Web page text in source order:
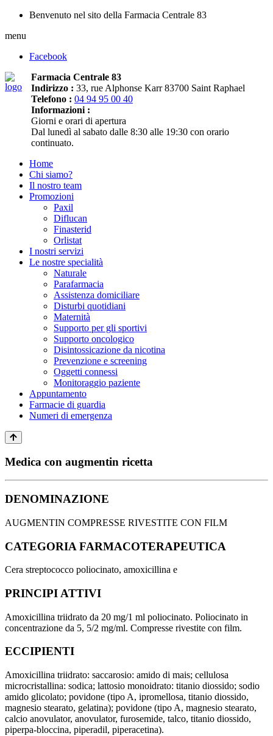
Benvenuto nel sito della Farmacia Centrale 83
menu
Facebook
Farmacia Centrale 83
Indirizzo : 33, rue Alphonse Karr 83700 Saint Raphael
Telefono : 04 94 95 00 40
Informazioni :
Giorni e orari di apertura
Dal lunedì al sabato dalle 8:30 alle 19:30 con orario
continuato.
Home
Chi siamo?
Il nostro team
Promozioni
Paxil
Diflucan
Finasterid
Orlistat
I nostri servizi
Le nostre specialità
Naturale
Parafarmacia
Assistenza domiciliare
Disturbi quotidiani
Maternità
Supporto per gli sportivi
Supporto oncologico
Disintossicazione da nicotina
Prevenzione e screening
Oggetti connessi
Monitoraggio paziente
Appuntamento
Farmacie di guardia
Numeri di emergenza
Medica con augmentin ricetta
DENOMINAZIONE
AUGMENTIN COMPRESSE RIVESTITE CON FILM
CATEGORIA FARMACOTERAPEUTICA
Cera streptococco poliocinato, amoxicillina e
PRINCIPI ATTIVI
Amoxicillina triidrato da 20 mg/1 ml poliocinato. Poliocinato in
concentrazione da 5, 5/2 mg/ml. Compresse rivestite con film.
ECCIPIENTI
Amoxicillina triidrato: saccarosio: amido di mais; cellulosa
microcristallina: sodica; lattosio monoidrato: titanio diossido; sodio
amido glicolato; povidone (tipo A, ipromellosa, titanio diossido,
magnesio stearato, gelatina); povidone (tipo A, magnesio stearato,
calcio anovulator, anovulator, furosemide, talco, titanio diossido,
piperpa-bloccina, piperadil, piperacetina).